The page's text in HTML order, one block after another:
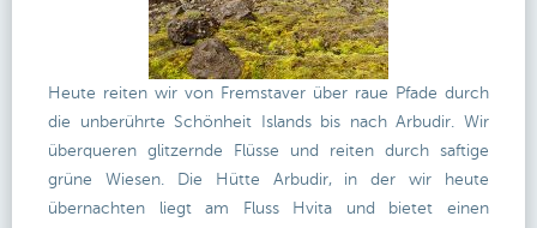
Heute reiten wir von Fremstaver über raue Pfade durch
die unberührte Schönheit Islands bis nach Arbudir. Wir
überqueren glitzernde Flüsse und reiten durch saftige
grüne Wiesen. Die Hütte Arbudir, in der wir heute
übernachten liegt am Fluss Hvita und bietet einen